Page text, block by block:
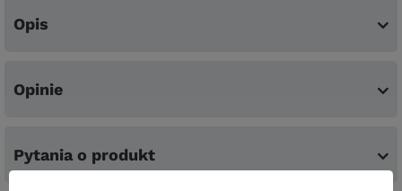
Opis
Opinie
Pytania o produkt